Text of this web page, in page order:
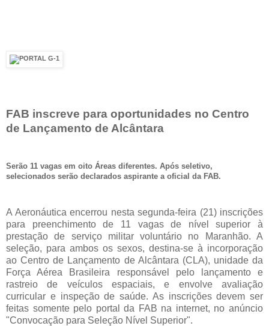
FAB inscreve para oportunidades no Centro
de Lançamento de Alcântara
Serão 11 vagas em oito Áreas diferentes. Após seletivo,
selecionados serão declarados aspirante a oficial da FAB.
A Aeronáutica encerrou nesta segunda-feira (21) inscrições
para preenchimento de 11 vagas de nível superior à
prestação de serviço militar voluntário no Maranhão. A
seleção, para ambos os sexos, destina-se à incorporação
ao Centro de Lançamento de Alcântara (CLA), unidade da
Força Aérea Brasileira responsável pelo lançamento e
rastreio de veículos espaciais, e envolve avaliação
curricular e inspeção de saúde. As inscrições devem ser
feitas somente pelo portal da FAB na internet, no anúncio
"Convocação para Seleção Nível Superior".